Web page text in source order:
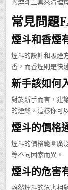
的煙斗工具來清理
常見問題
煙斗和香煙
煙斗的設計和吸煙
香，而香煙則是快
新手該如何
對於新手而言，建
的煙絲，這樣你可
煙斗的價格
煙斗的價格範圍廣
等不同因素而異。
煙斗的危害
雖然煙斗的危害相